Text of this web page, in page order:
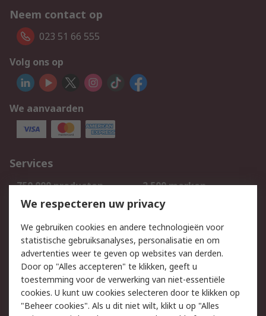
Neem contact op
023 51 66 555
Volg ons op
We aanvaarden
Services
750.000 producten
2.500 merken
Bestellen
Inkoopoplossingen
Track & Trace
Wettelijk
Cookiebeleid
Email veiligheid
Privacybeleid
Websitevoorwaarden
We respecteren uw privacy
We gebruiken cookies en andere technologieën voor
statistische gebruiksanalyses, personalisatie en om
advertenties weer te geven op websites van derden.
Door op "Alles accepteren" te klikken, geeft u
toestemming voor de verwerking van niet-essentiële
cookies. U kunt uw cookies selecteren door te klikken op
"Beheer cookies". Als u dit niet wilt, klikt u op "Alles